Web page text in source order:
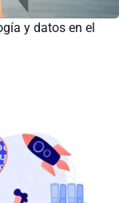
y datos en el